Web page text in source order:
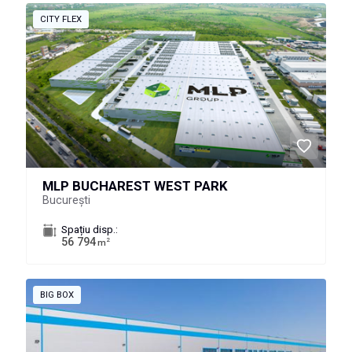
CITY FLEX
MLP BUCHAREST WEST PARK
București
Spațiu disp.:
56 794m 2
BIG BOX